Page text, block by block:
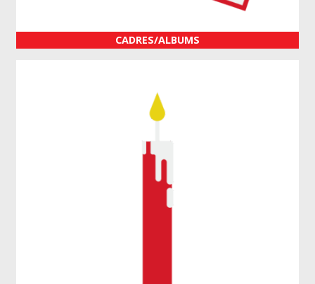
CADRES/ALBUMS